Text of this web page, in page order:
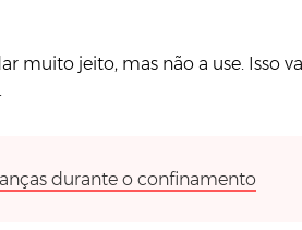
muito jeito, mas não a use. Isso
durante o confinamento